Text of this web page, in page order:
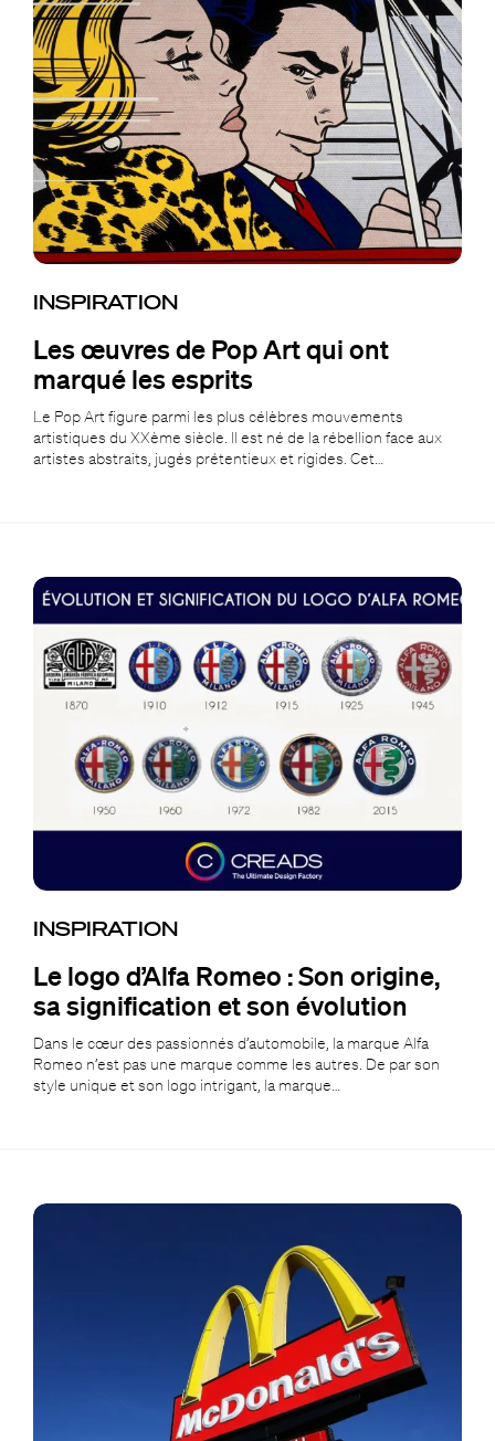
INSPIRATION
Les œuvres de Pop Art qui ont
marqué les esprits
Le Pop Art figure parmi les plus célèbres mouvements
artistiques du XXème siècle. Il est né de la rébellion face aux
artistes abstraits, jugés prétentieux et rigides. Cet…
INSPIRATION
Le logo d’Alfa Romeo : Son origine,
sa signification et son évolution
Dans le cœur des passionnés d’automobile, la marque Alfa
Romeo n’est pas une marque comme les autres. De par son
style unique et son logo intrigant, la marque…